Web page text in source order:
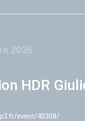
2026
HDR
event/40308/